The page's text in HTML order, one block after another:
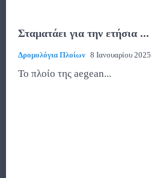
Σταματάει για την ετήσια ...
Δρομολόγια Πλοίων 8 Ιανουαρίου 2025
Το πλοίο της aegean...